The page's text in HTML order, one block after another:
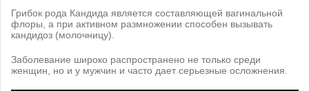
Грибок рода Кандида является составляющей вагинальной
флоры, а при активном размножении способен вызывать
кандидоз (молочницу).
Заболевание широко распространено не только среди
женщин, но и у мужчин и часто дает серьезные осложнения.